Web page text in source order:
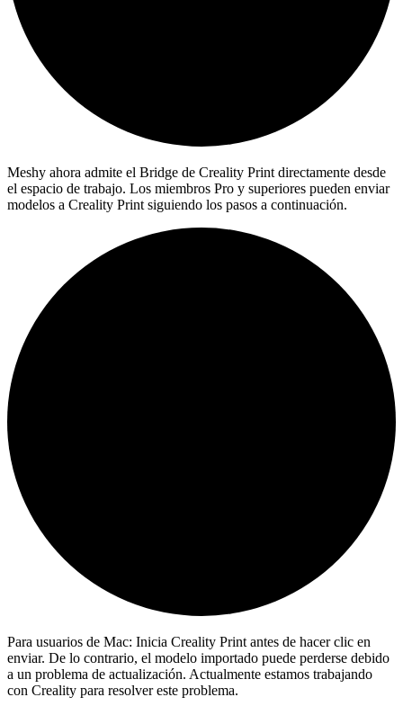
Meshy ahora admite el Bridge de Creality Print directamente desde
el espacio de trabajo. Los miembros Pro y superiores pueden enviar
modelos a Creality Print siguiendo los pasos a continuación.
Para usuarios de Mac: Inicia Creality Print antes de hacer clic en
enviar. De lo contrario, el modelo importado puede perderse debido
a un problema de actualización. Actualmente estamos trabajando
con Creality para resolver este problema.